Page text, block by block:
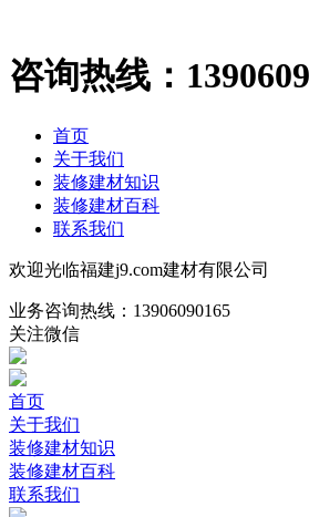
咨询热线：
首页
关于我们
装修建材知识
装修建材百科
联系我们
欢迎光临福建j9.com建材有限公司
业务咨询热线： 13906090165
关注微信
首页
关于我们
装修建材知识
装修建材百科
联系我们